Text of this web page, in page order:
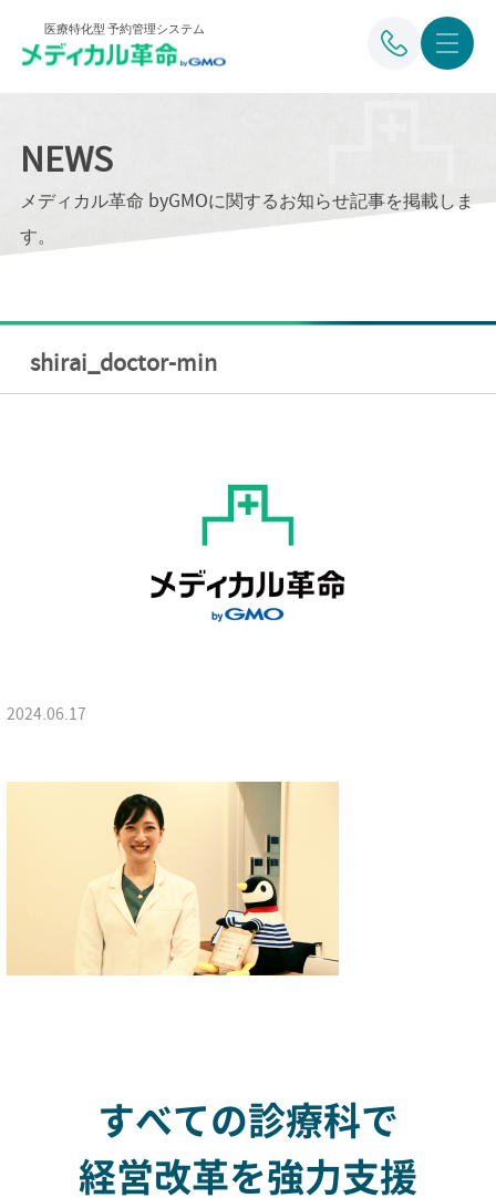
医療特化型 予約管理システム
NEWS
メディカル革命 byGMOに関するお知らせ記事を掲載しま
す。
shirai_doctor-min
2024.06.17
すべての診療科で
経営改革を強力支援